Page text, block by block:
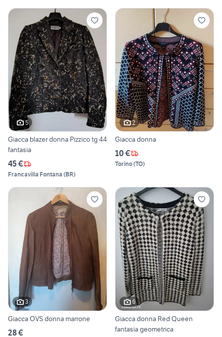
5
Giacca blazer donna Pizzico tg 44
fantasia
45 €
Francavilla Fontana (BR)
2
Giacca donna
10 €
Torino(TO)
3
Giacca OVS donna marrone
28 €
6
Giacca donna Red Queen
fantasia geometrica